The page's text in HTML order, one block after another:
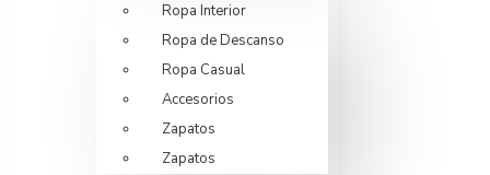
Ropa Interior
Ropa de Descanso
Ropa Casual
Accesorios
Zapatos
Zapatos